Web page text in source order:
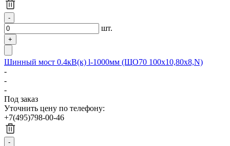
шт.
Шинный мост 0.4кВ(к) l-1000мм (ЩО70 100х10,80х8,N)
-
-
-
Под заказ
Уточнить цену по телефону:
+7(495)798-00-46